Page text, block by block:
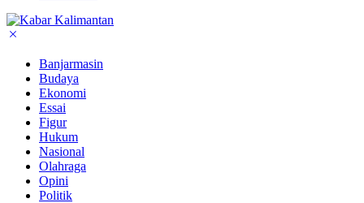
Banjarmasin
Budaya
Ekonomi
Essai
Figur
Hukum
Nasional
Olahraga
Opini
Politik